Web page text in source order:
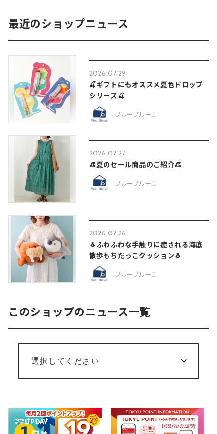
最近のショップニュース
2026.07.29
🍒ギフトにもオススメ夏色ドロップ
シリーズ🍒
ブルーブルーエ
2026.07.27
👒夏のセール商品のご紹介👒
ブルーブルーエ
2026.07.26
🐧ふわふわな手触りに癒される海底
散歩もちだっこクッション🐧
ブルーブルーエ
このショップのニュース一覧